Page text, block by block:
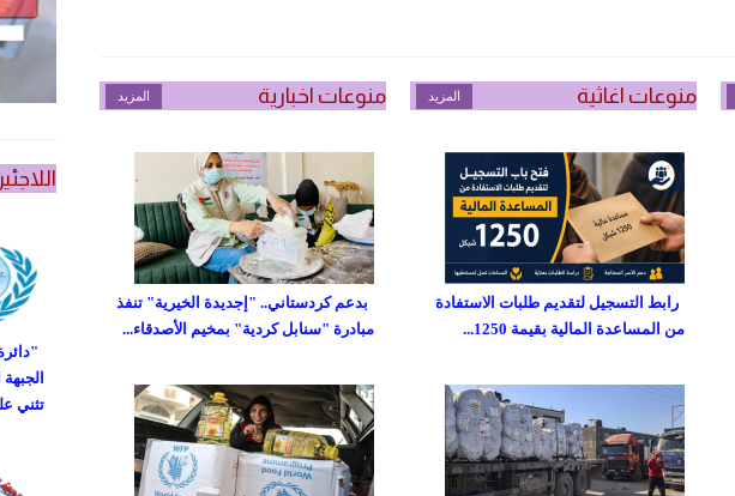
منوعات اغاثية المزيد
رابط التسجيل لتقديم طلبات الاستفادة
من المساعدة المالية بقيمة 1250...
منوعات اخبارية المزيد
بدعم كردستاني.. "إجديدة الخيرية" تنفذ
مبادرة "سنابل كردية" بمخيم الأصدقاء...
تثني